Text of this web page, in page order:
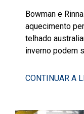
Bowman e
aquecimento
telhado
inverno podem
CONTINUAR A